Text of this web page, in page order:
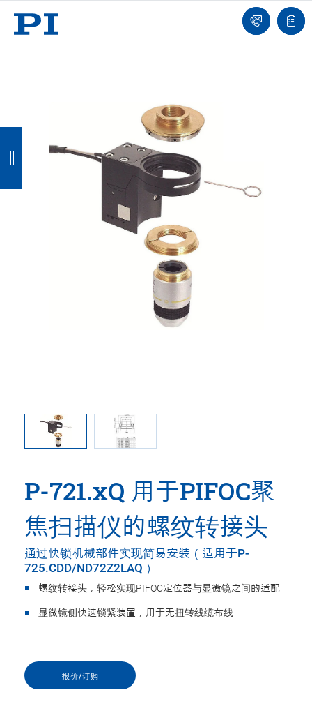
联
系
报
价
们
P-721.xQ 用于PIFOC聚
焦扫描仪的螺纹转接头
通过快锁机械部件实现简易安装（适用于P-
725.CDD/ND72Z2LAQ）
螺纹转接头，轻松实现PIFOC定位器与显微镜之间的适配
显微镜侧快速锁紧装置，用于无扭转线缆布线
报价/订购
回
回
回
回